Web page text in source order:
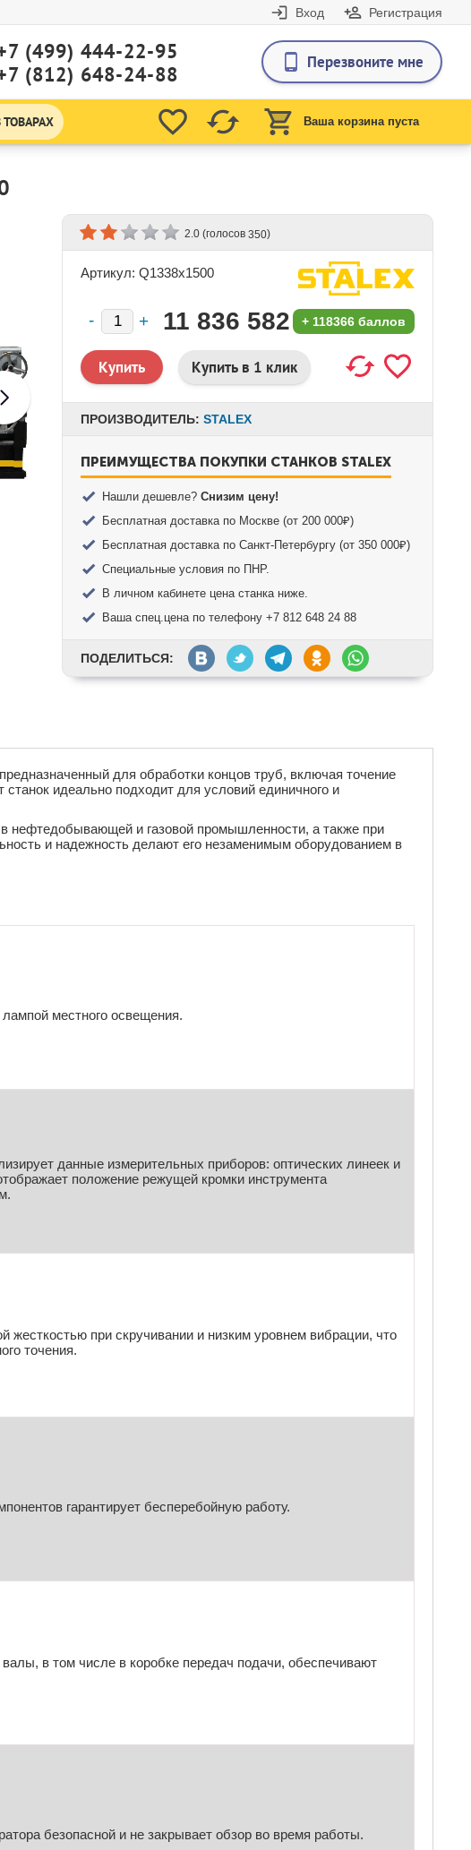
Вход Регистрация
(499) 444-22-95
(812) 648-24-88
Перезвоните мне
Ваша корзина пуста
ТОВАРАХ
2.0 (голосов 350)
Артикул: Q1338x1500
11 836 582 + 118366 баллов
Купить в 1 клик
ПРОИЗВОДИТЕЛЬ: STALEX
ПРЕИМУЩЕСТВА ПОКУПКИ СТАНКОВ STALEX
Нашли дешевле? Снизим цену!
Бесплатная доставка по Москве (от 200 000₽)
Бесплатная доставка по Санкт-Петербургу (от 350 000₽)
Специальные условия по ПНР.
В личном кабинете цена станка ниже.
Ваша спец.цена по телефону +7 812 648 24 88
ПОДЕЛИТЬСЯ:
для обработки концов труб, включая точение
идеально подходит для условий единичного и
нефтедобывающей и газовой промышленности, а также при
и надежность делают его незаменимым оборудованием в
местного освещения.
данные измерительных приборов: оптических линеек и
положение режущей кромки инструмента
жесткостью при скручивании и низким уровнем вибрации, что
точения.
гарантирует бесперебойную работу.
в том числе в коробке передач подачи, обеспечивают
безопасной и не закрывает обзор во время работы.